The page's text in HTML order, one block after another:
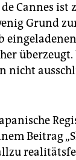
de Cannes
Grund
überzeugt.
nicht
Beitrag